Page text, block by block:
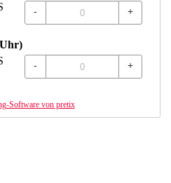
- +
- +
Software von pretix